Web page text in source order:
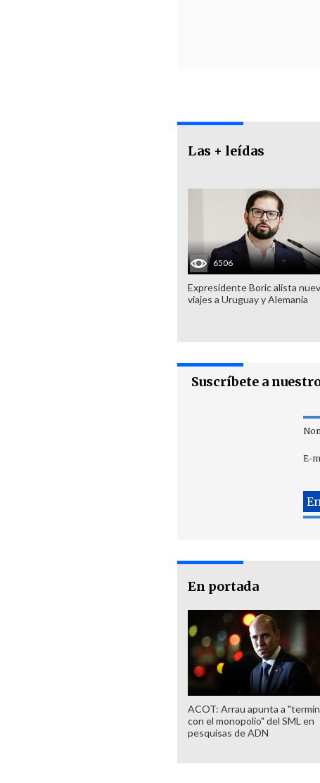
Las + leídas
6506
Expresidente Boric alista
viajes a Uruguay y Alemania
Suscríbete a
E-
En portada
ACOT: Arrau apunta a
con el monopolio" del SML en
pesquisas de ADN